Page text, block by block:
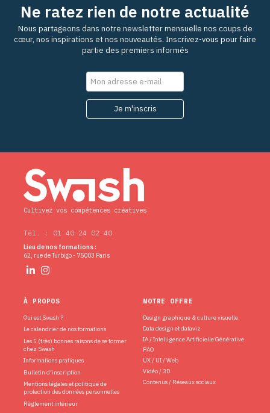
Ne ratez rien de notre actualité
Nous partageons dans notre newsletter mensuelle nos coups de
cœur, nos inspirations et nos nouveautés. Inscrivez-vous pour faire
partie des premiers informés
Cultivez vos compétences créatives
Tél. : 01 40 24 02 40
Lieu de nos formations :
62, rue de Turbigo - 75003 Paris
À PROPOS
Qui est Swash ?
Le calendrier de nos formations
Les 5 (très) bonnes raisons de se former
chez Swash
Informations pratiques
Bulletin d’inscription
Mentions légales et politique de
protection des données personnelles
Règlement intérieur
NOTRE OFFRE
Design graphique & culture visuelle
Data design et dataviz
IA / Intelligence Artificielle Générative
PAO
UX / UI / Web
Vidéo / 3D
Contenus / Réseaux sociaux